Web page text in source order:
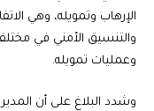
الإرهاب وتمويله، وهي
والتنسيق الأمني في
وعمليات تمويله.
وشدد البلاغ على أن